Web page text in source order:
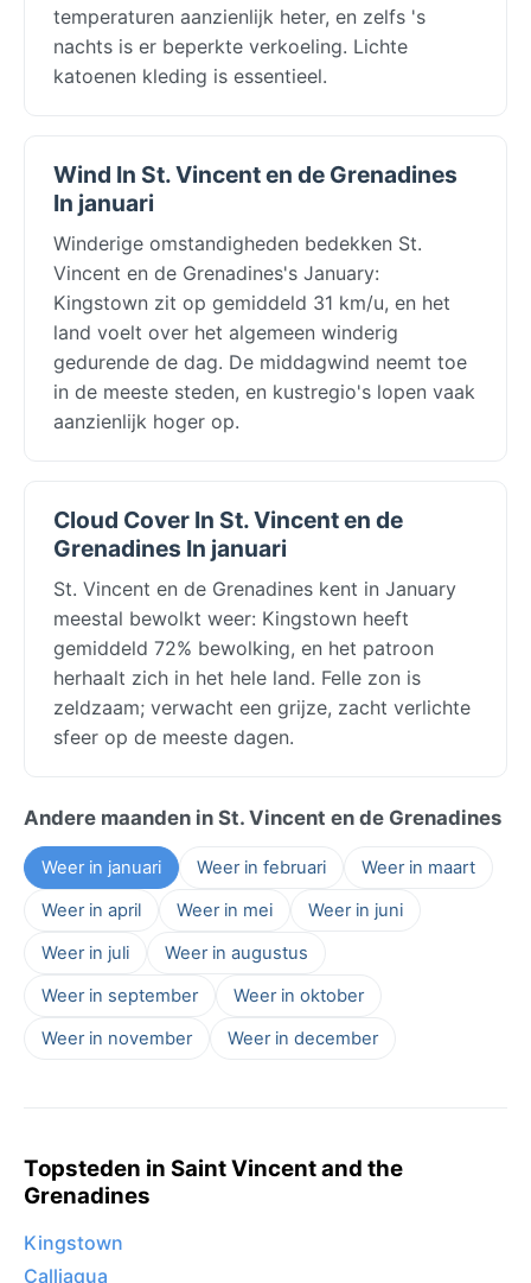
temperaturen aanzienlijk heter, en zelfs 's
nachts is er beperkte verkoeling. Lichte
katoenen kleding is essentieel.
Wind In St. Vincent en de Grenadines
In januari
Winderige omstandigheden bedekken St.
Vincent en de Grenadines's January:
Kingstown zit op gemiddeld 31 km/u, en het
land voelt over het algemeen winderig
gedurende de dag. De middagwind neemt toe
in de meeste steden, en kustregio's lopen vaak
aanzienlijk hoger op.
Cloud Cover In St. Vincent en de
Grenadines In januari
St. Vincent en de Grenadines kent in January
meestal bewolkt weer: Kingstown heeft
gemiddeld 72% bewolking, en het patroon
herhaalt zich in het hele land. Felle zon is
zeldzaam; verwacht een grijze, zacht verlichte
sfeer op de meeste dagen.
Andere maanden in St. Vincent en de Grenadines
Weer in januari Weer in februari
Weer in maart
Weer in april
Weer in mei
Weer in juni
Weer in juli
Weer in augustus
Weer in september
Weer in oktober
Weer in november
Weer in december
Topsteden in Saint Vincent and the
Grenadines
Kingstown
Calliaqua